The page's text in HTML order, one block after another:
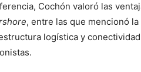
Cochón valoró las
, entre las que mencionó
logística y